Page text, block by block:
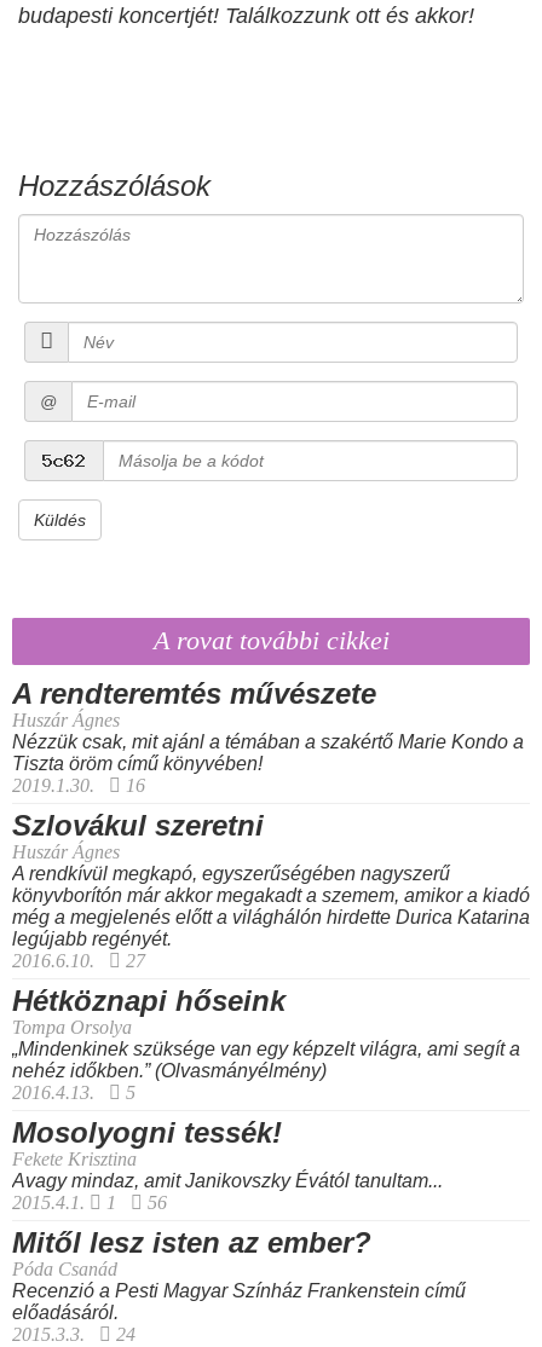
budapesti koncertjét! Találkozzunk ott és akkor!
Hozzászólások
@
Küldés
A rovat további cikkei
A rendteremtés művészete
Huszár Ágnes
Nézzük csak, mit ajánl a témában a szakértő Marie Kondo a
Tiszta öröm című könyvében!
2019.1.30.
16
Szlovákul szeretni
Huszár Ágnes
A rendkívül megkapó, egyszerűségében nagyszerű
könyvborítón már akkor megakadt a szemem, amikor a kiadó
még a megjelenés előtt a világhálón hirdette Durica Katarina
legújabb regényét.
2016.6.10.
27
Hétköznapi hőseink
Tompa Orsolya
„Mindenkinek szüksége van egy képzelt világra, ami segít a
nehéz időkben.” (Olvasmányélmény)
2016.4.13.
5
Mosolyogni tessék!
Fekete Krisztina
Avagy mindaz, amit Janikovszky Évától tanultam...
2015.4.1.
1 56
Mitől lesz isten az ember?
Póda Csanád
Recenzió a Pesti Magyar Színház Frankenstein című
előadásáról.
2015.3.3.
24